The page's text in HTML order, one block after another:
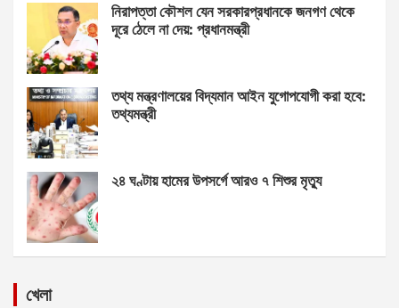
নিরাপত্তা কৌশল যেন সরকারপ্রধানকে জনগণ থেকে
দূরে ঠেলে না দেয়: প্রধানমন্ত্রী
তথ্য মন্ত্রণালয়ের বিদ্যমান আইন যুগোপযোগী করা হবে:
তথ্যমন্ত্রী
২৪ ঘণ্টায় হামের উপসর্গে আরও ৭ শিশুর মৃত্যু
খেলা